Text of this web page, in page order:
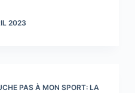
2023
PAS À MON SPORT: LA